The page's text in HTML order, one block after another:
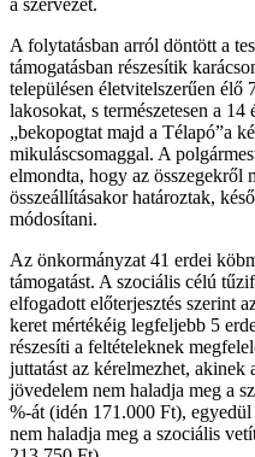
a szervezet.
A folytatásban arról döntött a
támogatásban részesítik
településen életvitelszerűen élő
lakosokat, s természetesen a
„bekopogtat majd a Télapó”a
mikuláscsomaggal. A
elmondta, hogy az összegekről
összeállításakor határoztak,
módosítani.
Az önkormányzat 41 erdei
támogatást. A szociális célú
elfogadott előterjesztés szerint
keret mértékéig legfeljebb 5
részesíti a feltételeknek
juttatást az kérelmezhet, akinek
jövedelem nem haladja meg a
%-át (idén 171.000 Ft),
nem haladja meg a szociális